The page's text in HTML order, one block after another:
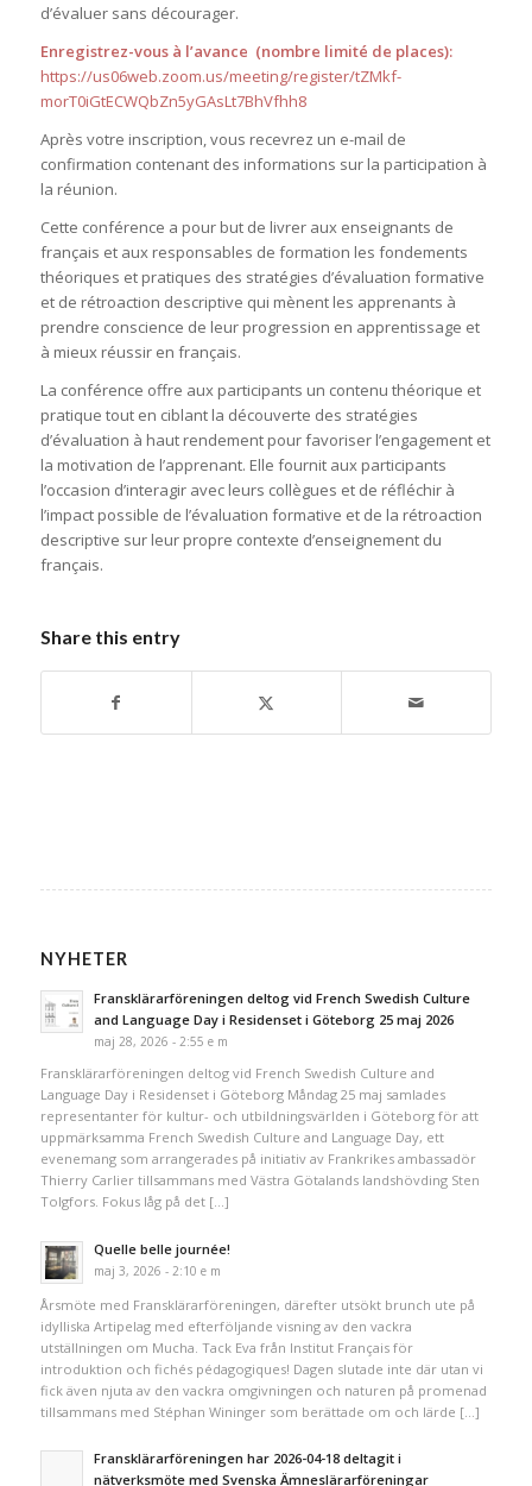
d’évaluer sans décourager.
Enregistrez-vous à l’avance (nombre limité de places):
https://us06web.zoom.us/meeting/register/tZMkf-
morT0iGtECWQbZn5yGAsLt7BhVfhh8
Après votre inscription, vous recevrez un e-mail de
confirmation contenant des informations sur la participation à
la réunion.
Cette conférence a pour but de livrer aux enseignants de
français et aux responsables de formation les fondements
théoriques et pratiques des stratégies d’évaluation formative
et de rétroaction descriptive qui mènent les apprenants à
prendre conscience de leur progression en apprentissage et
à mieux réussir en français.
La conférence offre aux participants un contenu théorique et
pratique tout en ciblant la découverte des stratégies
d’évaluation à haut rendement pour favoriser l’engagement et
la motivation de l’apprenant. Elle fournit aux participants
l’occasion d’interagir avec leurs collègues et de réfléchir à
l’impact possible de l’évaluation formative et de la rétroaction
descriptive sur leur propre contexte d’enseignement du
français.
Share this entry
NYHETER
Fransklärarföreningen deltog vid French Swedish Culture
and Language Day i Residenset i Göteborg 25 maj 2026
maj 28, 2026 - 2:55 e m
Fransklärarföreningen deltog vid French Swedish Culture and
Language Day i Residenset i Göteborg Måndag 25 maj samlades
representanter för kultur- och utbildningsvärlden i Göteborg för att
uppmärksamma French Swedish Culture and Language Day, ett
evenemang som arrangerades på initiativ av Frankrikes ambassadör
Thierry Carlier tillsammans med Västra Götalands landshövding Sten
Tolgfors. Fokus låg på det […]
Quelle belle journée!
maj 3, 2026 - 2:10 e m
Årsmöte med Fransklärarföreningen, därefter utsökt brunch ute på
idylliska Artipelag med efterföljande visning av den vackra
utställningen om Mucha. Tack Eva från Institut Français för
introduktion och fichés pédagogiques! Dagen slutade inte där utan vi
fick även njuta av den vackra omgivningen och naturen på promenad
tillsammans med Stéphan Wininger som berättade om och lärde […]
Fransklärarföreningen har 2026-04-18 deltagit i
nätverksmöte med Svenska Ämneslärarföreningar